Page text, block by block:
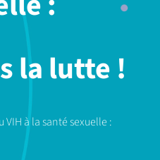
la lutte !
VIH à la santé sexuelle :